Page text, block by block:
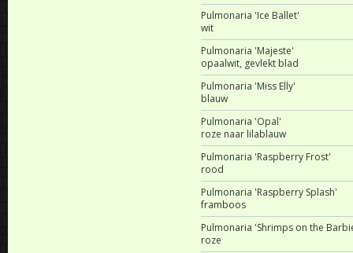
Pulmonaria 'Ice Ballet'
wit
Pulmonaria 'Majeste'
opaalwit, gevlekt blad
Pulmonaria 'Miss Elly'
blauw
Pulmonaria 'Opal'
roze naar lilablauw
Pulmonaria 'Raspberry Frost'
rood
Pulmonaria 'Raspberry Splash'
framboos
Pulmonaria 'Shrimps on the
roze